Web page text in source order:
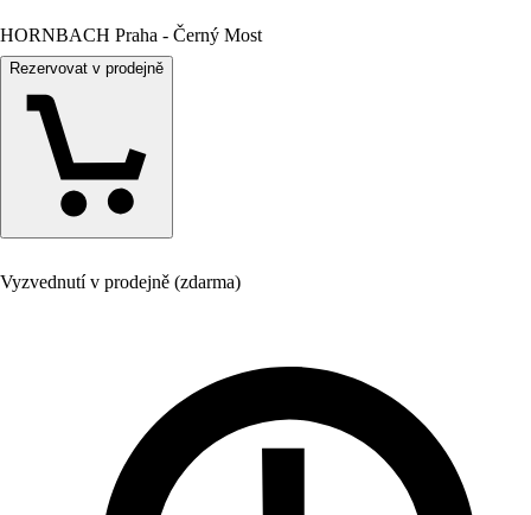
HORNBACH Praha - Černý Most
Rezervovat v prodejně
Vyzvednutí v prodejně (zdarma)